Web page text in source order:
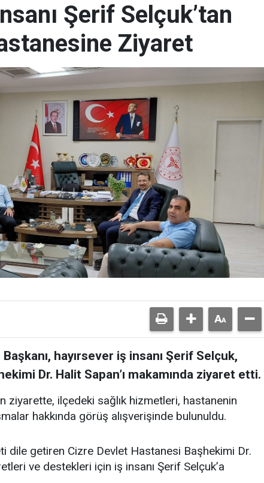
Şerif Selçuk’tan
Ziyaret
hayırsever iş insanı Şerif Selçuk,
Dr. Halit Sapan’ı makamında ziyaret etti.
ziyarette, ilçedeki sağlık hizmetleri, hastanenin
hakkında görüş alışverişinde bulunuldu.
dile getiren Cizre Devlet Hastanesi Başhekimi Dr.
ve destekleri için iş insanı Şerif Selçuk’a